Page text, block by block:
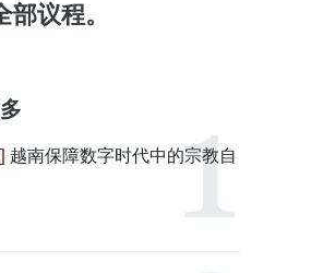
议程。
越南保障数字时代中的宗教自